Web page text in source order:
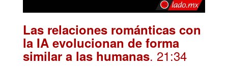
Las relaciones románticas con
la IA evolucionan de forma
similar a las humanas. 21:34